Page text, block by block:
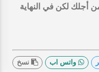
أجلك لكن في النهاية
واتس اب نسخ